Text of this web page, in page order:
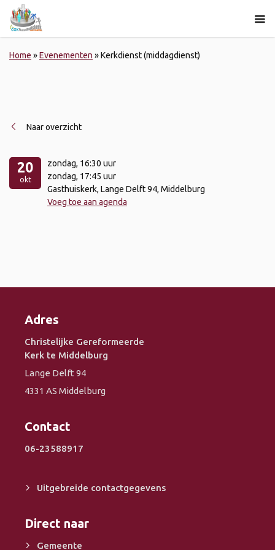
Home »Evenementen »Kerkdienst (middagdienst)
Naar overzicht
20
okt
zondag, 16:30 uur
zondag, 17:45 uur
Gasthuiskerk, Lange Delft 94, Middelburg
Voeg toe aan agenda
Adres
Christelijke Gereformeerde
Kerk te Middelburg
Lange Delft 94
4331 AS Middelburg
Contact
06-23588917
Uitgebreide contactgegevens
Direct naar
Gemeente